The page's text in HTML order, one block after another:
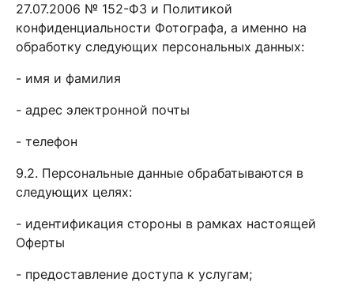
27.07.2006 № 152-ФЗ и Политикой
конфиденциальности Фотографа, а именно на
обработку следующих персональных данных:
- имя и фамилия
- адрес электронной почты
- телефон
9.2. Персональные данные обрабатываются в
следующих целях:
- идентификация стороны в рамках настоящей
Оферты
- предоставление доступа к услугам;